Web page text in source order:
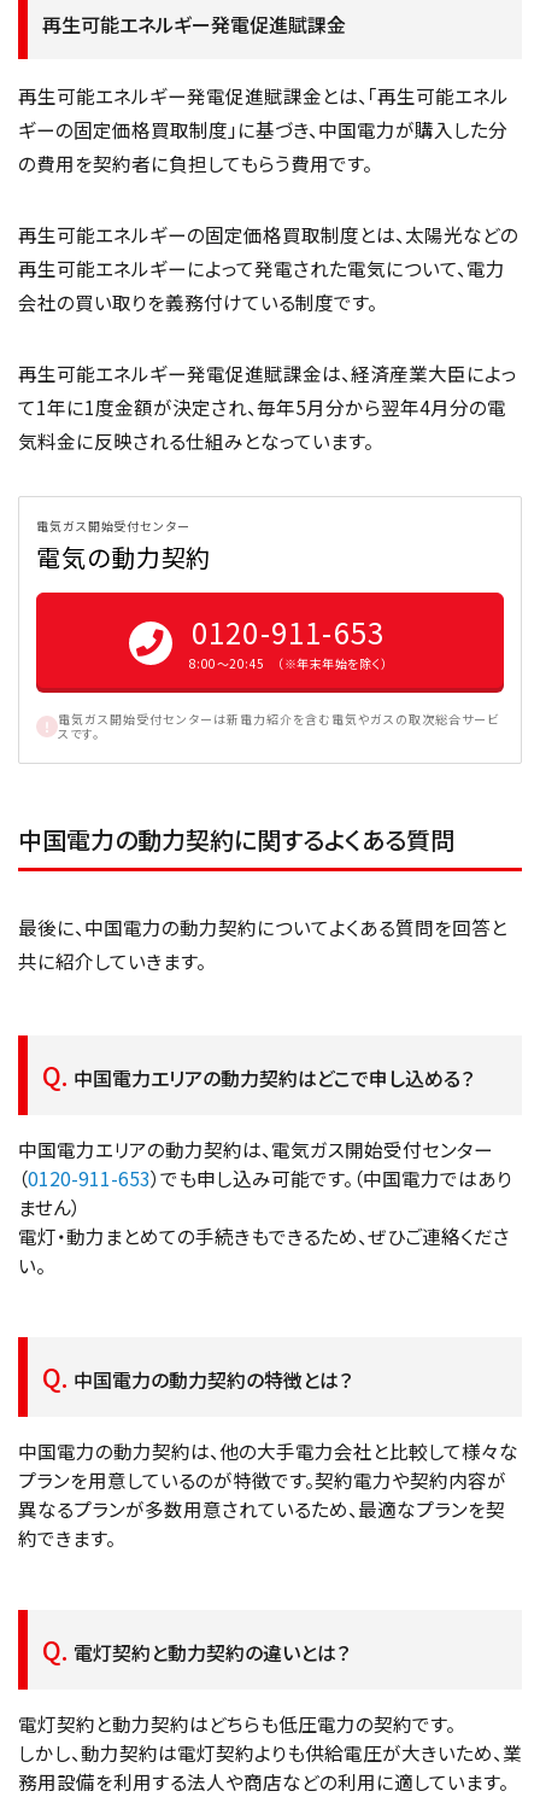
再生可能エネルギー発電促進賦課金
再生可能エネルギー発電促進賦課金とは、「再生可能エネル
ギーの固定価格買取制度」に基づき、中国電力が購入した分
の費用を契約者に負担してもらう費用です。
再生可能エネルギーの固定価格買取制度とは、太陽光などの
再生可能エネルギーによって発電された電気について、電力
会社の買い取りを義務付けている制度です。
再生可能エネルギー発電促進賦課金は、経済産業大臣によっ
て1年に1度金額が決定され、毎年5月分から翌年4月分の電
気料金に反映される仕組みとなっています。
電気ガス開始受付センター
電気の動力契約
0120-911-653
8:00〜20:45 （※年末年始を除く）
電気ガス開始受付センターは新電力紹介を含む電気やガスの取次総合サービ
スです。
中国電力の動力契約に関するよくある質問
最後に、中国電力の動力契約についてよくある質問を回答と
共に紹介していきます。
中国電力エリアの動力契約はどこで申し込める？
中国電力エリアの動力契約は、電気ガス開始受付センター
（0120-911-653）でも申し込み可能です。（中国電力ではあり
ません）
電灯・動力まとめての手続きもできるため、ぜひご連絡くださ
い。
中国電力の動力契約の特徴とは？
中国電力の動力契約は、他の大手電力会社と比較して様々な
プランを用意しているのが特徴です。契約電力や契約内容が
異なるプランが多数用意されているため、最適なプランを契
約できます。
電灯契約と動力契約の違いとは？
電灯契約と動力契約はどちらも低圧電力の契約です。
しかし、動力契約は電灯契約よりも供給電圧が大きいため、業
務用設備を利用する法人や商店などの利用に適しています。